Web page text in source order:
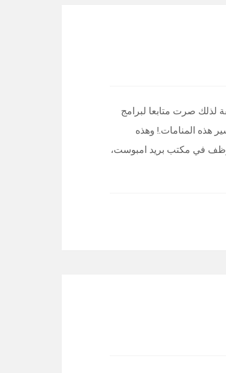
لذلك صرت متابعا لبرامج
هذه المنامات.! وهذه
في مكتب بريد امبوست،